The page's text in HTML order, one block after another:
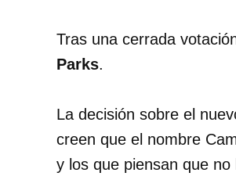
Tras una cerrada
Parks.
La decisión sobre el
creen que el nombre
y los que piensan que